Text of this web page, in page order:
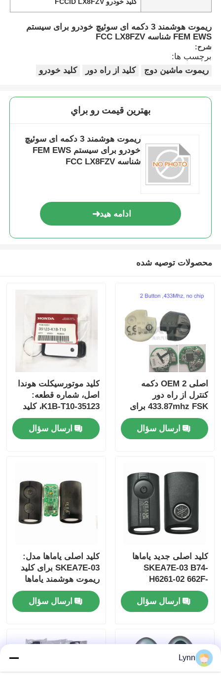
محصولات
ریموت هوشمند 3 دکمه ای سوئیچ خودرو برای سیستم
FEM EWS شناسه FCC LX8FZV
شرح:
برچسب ها:
ریموت ماشین دوج
کلید از راه دور کلید خودرو
بهترين قيمت رو براي
ریموت هوشمند 3 دکمه ای سوئیچ
خودرو برای سیستم FEM EWS
شناسه FCC LX8FZV
ادامه هید
محصولات توصیه شده
اصلی OEM 2 دکمه
کنترل از راه دور
433.87mhz FSK برای
Su-zuki Jim-ny 2005-
2017 بدون تراشه
37182-A7 فقط کنترل
ارسال سؤال
کلید موتورسیکلت هوندا
اصل، شماره قطعه:
35123-K1B-T10، کلید
ریموت سه دکمه
FSK433.92MHz با چیپ
ID47
ارسال سؤال
کلید اصلی جدید یاماها
SKEA7E-03 B74-
H6261-02 662F-
SKEA7D03
ارسال سؤال
کلید اصلی یاماها مدل:
SKEA7E-03 برای کلید
ریموت هوشمند یاماها
B74-H6261-02/662F-
SKEA7D03ارسال سؤال
Lynn